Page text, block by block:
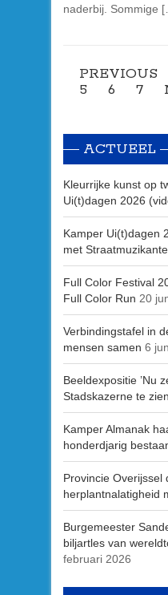
naderbij. Sommige
PREVIOUS
5
6 7
ACTUEEL
Kleurrijke kunst op
Ui(t)dagen 2026
Kamper Ui(t)dagen
met
Full Color Festival
Full Color Run 20
Verbindingstafel in
mensen samen 6
Beeldexpositie ’Nu
Stadskazerne te zien
Kamper Almanak
honderdjarig
Provincie Overijssel
herplantnalatigheid
Burgemeester
biljartles van
februari 2026